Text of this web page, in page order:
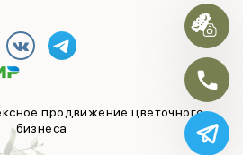
продвижение цветочного
бизнеса